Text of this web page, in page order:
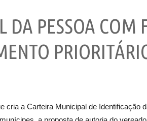
DA PESSOA COM
cria a Carteira Municipal de Identificação